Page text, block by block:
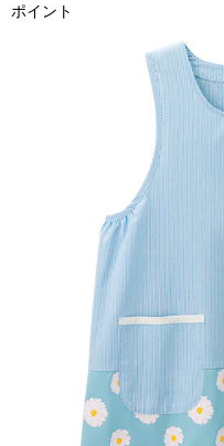
ポイント